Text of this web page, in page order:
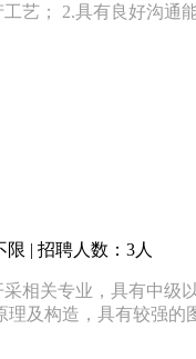
艺； 2.具有良好沟
| 招聘人数：3人
相关专业，具有中
及构造，具有较强的